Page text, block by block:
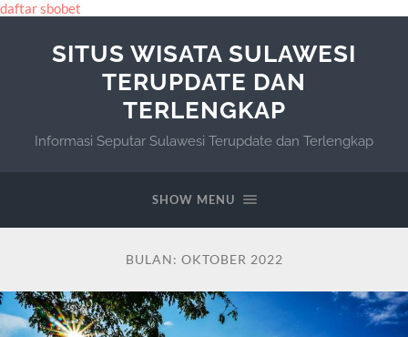
daftar sbobet
SITUS WISATA SULAWESI
TERUPDATE DAN
TERLENGKAP
Informasi Seputar Sulawesi Terupdate dan Terlengkap
SHOW MENU
BULAN: OKTOBER 2022